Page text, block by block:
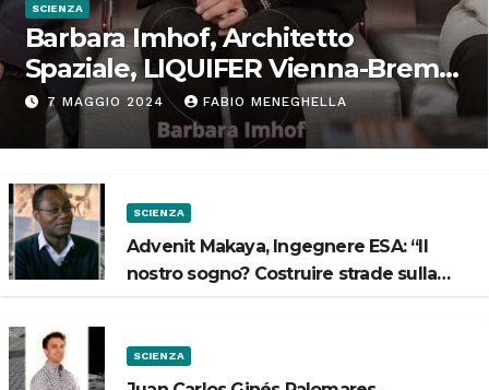
SCIENZA
Barbara Imhof, Architetto
Spaziale, LIQUIFER Vienna-Brema:
“Progettiamo habitat per lo
Spazio”
7 MAGGIO 2024 FABIO MENEGHELLA
SCIENZA
Advenit Makaya, Ingegnere ESA: “Il
nostro sogno? Costruire strade sulla
SCIENZA